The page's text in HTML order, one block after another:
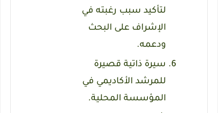
لتأكيد سبب رغبته في
الإشراف على البحث
ودعمه.
سيرة ذاتية قصيرة
للمرشد الأكاديمي في
المؤسسة المحلية.